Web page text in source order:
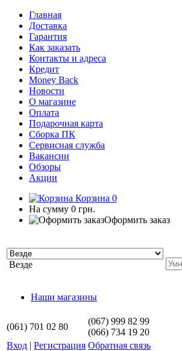
Главная
Доставка
Гарантия
Как заказать
Контакты и адреса
Кредит
Money Back
Новости
О магазине
Оплата
Подарочная карта
Сборка ПК
Сервисная служба
Вакансии
Обзоры
Акции
Корзина 0
На сумму 0 грн.
Оформить заказ
Везде
Наши магазины
(061) 701 02 80
(067) 999 82 99
(066) 734 19 20
Вход | Регистрация Обратная связь